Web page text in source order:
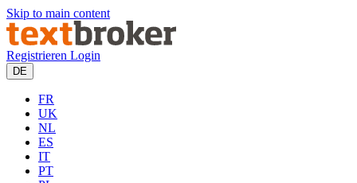
Skip to main content
Registrieren Login
DE
FR
UK
NL
ES
IT
PT